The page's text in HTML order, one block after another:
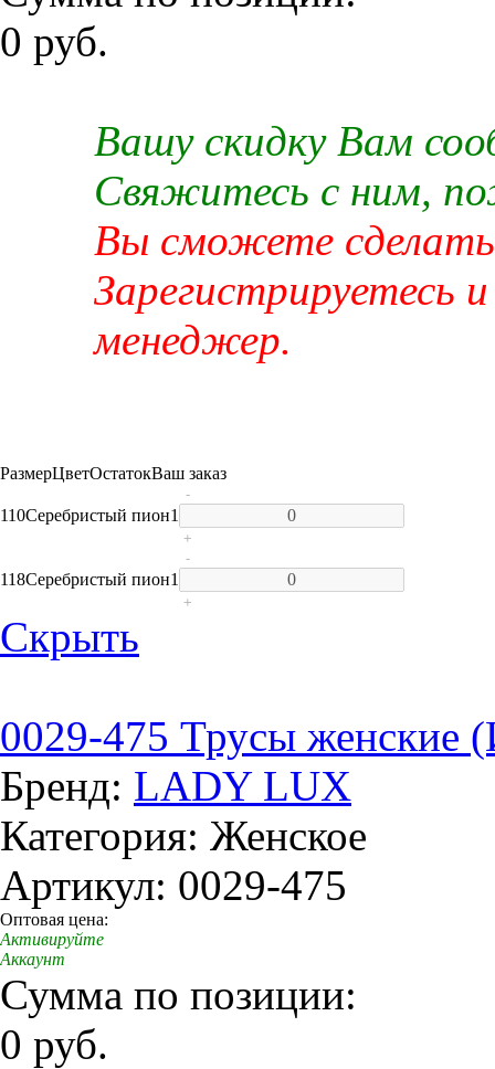
0 руб.
Вашу скидку Вам
Свяжитесь с ним,
Вы сможете сделать
Зарегистрируетесь
менеджер.
РазмерЦветОстатокВаш заказ
110Серебристый пион1
-
+
118Серебристый пион1
-
+
Скрыть
0029-475 Трусы женские
Бренд: LADY LUX
Категория: Женское
Артикул: 0029-475
Оптовая цена:
Активируйте
Аккаунт
Сумма по позиции:
0 руб.